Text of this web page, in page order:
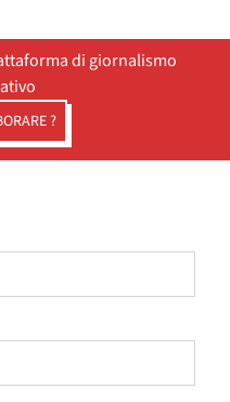
di giornalismo
?